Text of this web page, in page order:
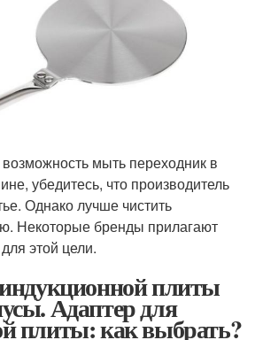
мыть переходник в
убедитесь, что производитель
Однако лучше чистить
Некоторые бренды прилагают
этой цели.
плиты
Адаптер для
плиты: как выбрать?